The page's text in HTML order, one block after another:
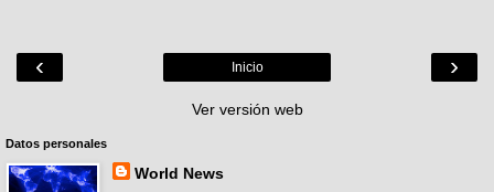
‹ ›
Inicio
Ver versión web
Datos personales
World News